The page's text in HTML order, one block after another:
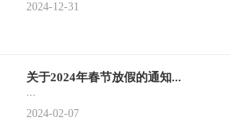
2024-12-31
关于2024年春节放假的通知...
2024-02-07